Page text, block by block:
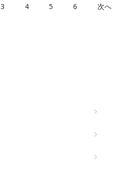
3 4 5 6 次へ